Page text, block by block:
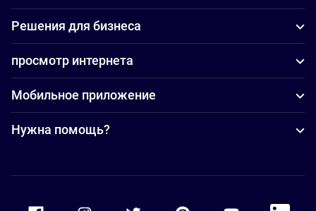
Решения для бизнеса
просмотр интернета
Мобильное приложение
Нужна помощь?
Accor Facebook Accor TwitterAccor PinterestAccor Youtube
Accor